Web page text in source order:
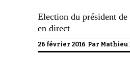
Election du président
en direct
26 février 2016 Par